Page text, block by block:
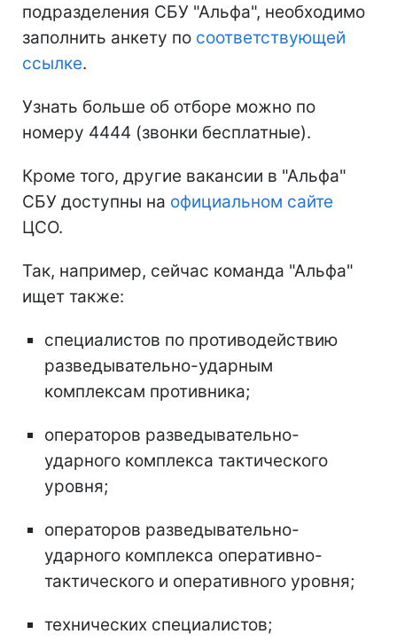
подразделения СБУ "Альфа", необходимо
заполнить анкету по соответствующей
ссылке.
Узнать больше об отборе можно по
номеру 4444 (звонки бесплатные).
Кроме того, другие вакансии в "Альфа"
СБУ доступны на официальном сайте
ЦСО.
Так, например, сейчас команда "Альфа"
ищет также:
специалистов по противодействию
разведывательно-ударным
комплексам противника;
операторов разведывательно-
ударного комплекса тактического
уровня;
операторов разведывательно-
ударного комплекса оперативно-
тактического и оперативного уровня;
технических специалистов;